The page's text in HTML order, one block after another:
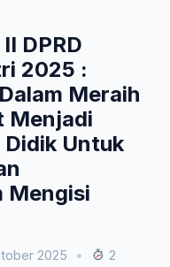
DPRD
2025 :
Meraih
Menjadi
Untuk
Mengisi
2025 •
2